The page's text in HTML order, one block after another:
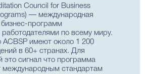
Council for Business
— международная
программ
по всему миру.
ACBSP имеют около 1 200
в 60+ странах. Для
это сигнал что программа
международным стандартам